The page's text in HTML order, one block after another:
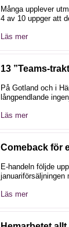
Många upplever
4 av 10 uppger att
Läs mer
13 ”Teams-
På Gotland och i
långpendlande
Läs mer
Comeback för
E-handeln följde
januariförsäljningen
Läs mer